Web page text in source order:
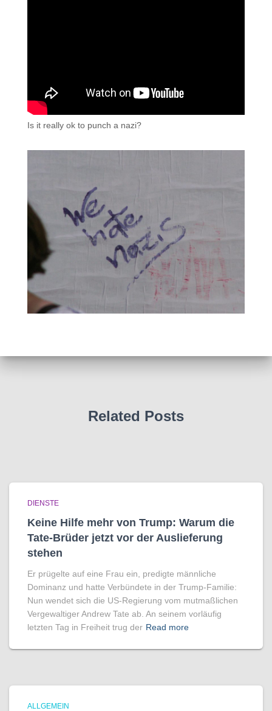
Is it really ok to punch a nazi?
Related Posts
DIENSTE
Keine Hilfe mehr von Trump: Warum die
Tate-Brüder jetzt vor der Auslieferung
stehen
Er prügelte auf eine Frau ein, predigte männliche
Dominanz und hatte Verbündete in der Trump-Familie:
Nun wendet sich die US-Regierung vom mutmaßlichen
Vergewaltiger Andrew Tate ab. An seinem vorläufig
letzten Tag in Freiheit trug der Read more
ALLGEMEIN